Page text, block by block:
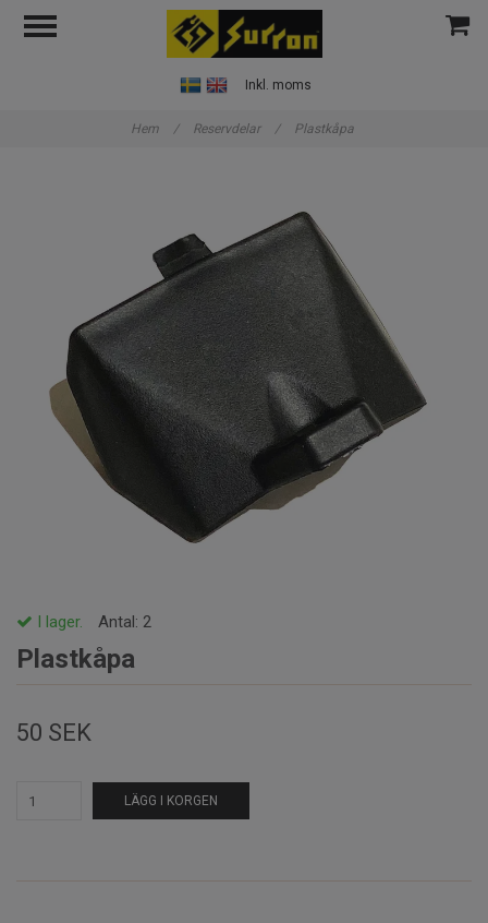
Inkl. moms
Hem / Reservdelar / Plastkåpa
I lager. Antal: 2
Plastkåpa
50 SEK
LÄGG I KORGEN